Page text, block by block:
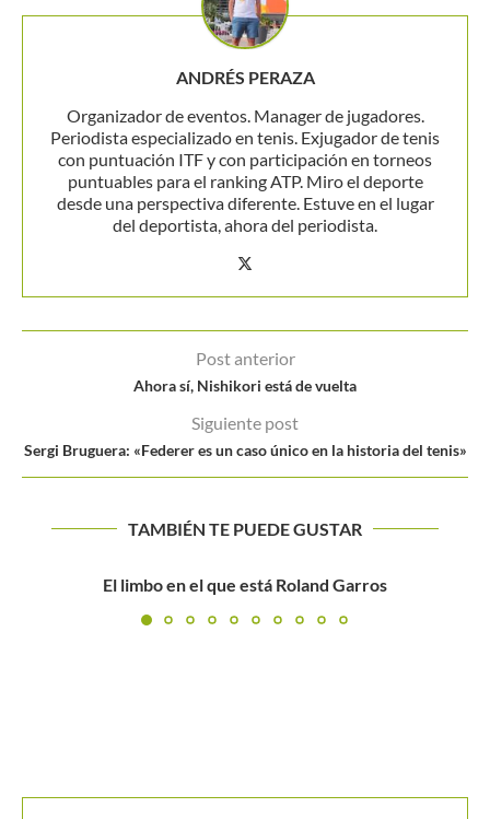
ANDRÉS PERAZA
Organizador de eventos. Manager de jugadores.
Periodista especializado en tenis. Exjugador de tenis
con puntuación ITF y con participación en torneos
puntuables para el ranking ATP. Miro el deporte
desde una perspectiva diferente. Estuve en el lugar
del deportista, ahora del periodista.
Post anterior
Ahora sí, Nishikori está de vuelta
Siguiente post
Sergi Bruguera: «Federer es un caso único en la historia del tenis»
TAMBIÉN TE PUEDE GUSTAR
MIRKA FEDERER SÍ INSULTÓ A WAWRINKA EN LA